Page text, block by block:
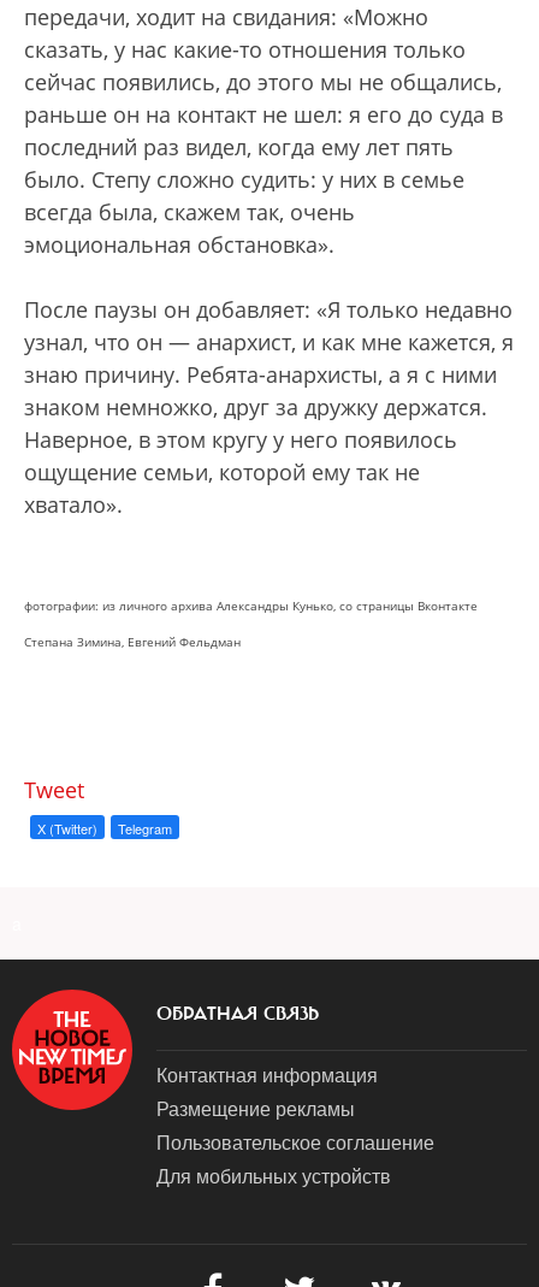
передачи, ходит на свидания: «Можно
сказать, у нас какие-то отношения только
сейчас появились, до этого мы не общались,
раньше он на контакт не шел: я его до суда в
последний раз видел, когда ему лет пять
было. Степу сложно судить: у них в семье
всегда была, скажем так, очень
эмоциональная обстановка».
После паузы он добавляет: «Я только недавно
узнал, что он — анархист, и как мне кажется, я
знаю причину. Ребята-анархисты, а я с ними
знаком немножко, друг за дружку держатся.
Наверное, в этом кругу у него появилось
ощущение семьи, которой ему так не
хватало».
фотографии: из личного архива Александры Кунько, со страницы Вконтакте
Степана Зимина, Евгений Фельдман
Tweet
X (Twitter) Telegram
ОБРАТНАЯ СВЯЗЬ
Контактная информация
Размещение рекламы
Пользовательское соглашение
Для мобильных устройств